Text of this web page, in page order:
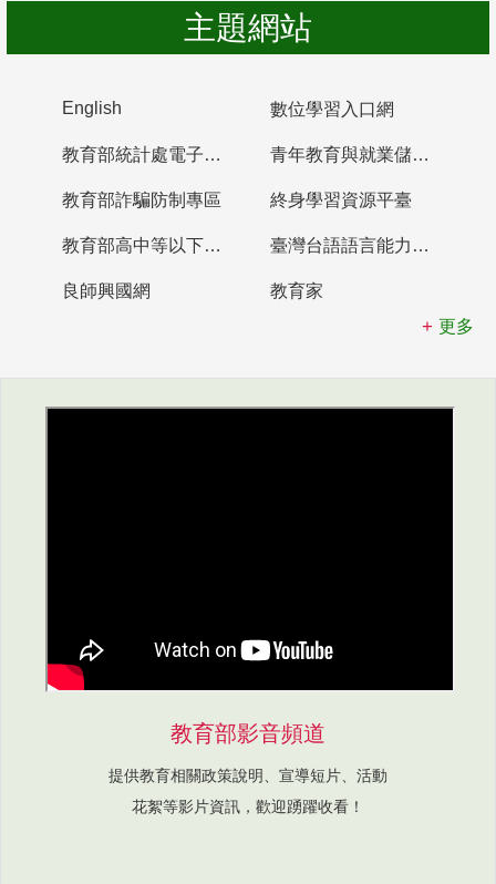
主題網站
English 數位學習入口網
教育部統計處電子書櫃 青年教育與就業儲蓄帳戶
教育部詐騙防制專區 終身學習資源平臺
教育部高中等以下學校及幼兒園教師資格檢定考試 臺灣台語語言能力認證網站
良師興國網
教育家
更多
教育部影音頻道
提供教育相關政策說明、宣導短片、活動
花絮等影片資訊，歡迎踴躍收看！